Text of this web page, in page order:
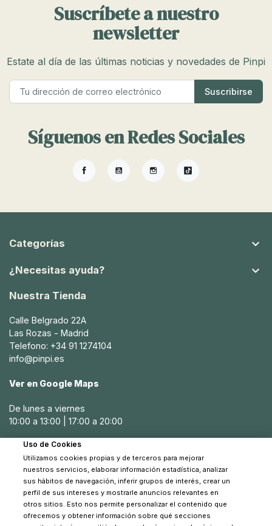
Suscríbete a nuestro
newsletter
Estate al día de las últimas noticias y novedades de Pinpi
Síguenos en Redes Sociales
FacebookYouTubeInstagramTikTok
Categorías 
¿Necesitas ayuda? 
Nuestra Tienda
Calle Belgrado 22A
Las Rozas - Madrid
Telefono: +34 91 1274104
info@pinpi.es
Ver en Google Maps
De lunes a viernes
10:00 a 13:00 | 17:00 a 20:00
Sábados
10:30 a 14:00
Uso de Cookies
Utilizamos cookies propias y de terceros para mejorar
nuestros servicios, elaborar información estadística, analizar
sus hábitos de navegación, inferir grupos de interés, crear un
perfil de sus intereses y mostrarle anuncios relevantes en
otros sitios. Esto nos permite personalizar el contenido que
ofrecemos y obtener información sobre qué secciones